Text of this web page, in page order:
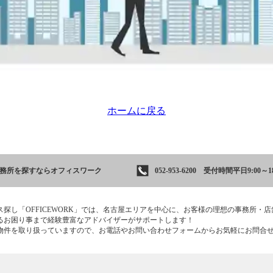
ホームに戻る
所を探すならオフィスワーク 052-953-6200 受付時間平日9:00～
探し「OFFICEWORK」では、名古屋エリアを中心に、お客様の理想の事務所・
お困り事まで経験豊富なアドバイザーがサポートします！
件を取り扱っていますので、お電話やお問い合わせフォームからお気軽にお問合